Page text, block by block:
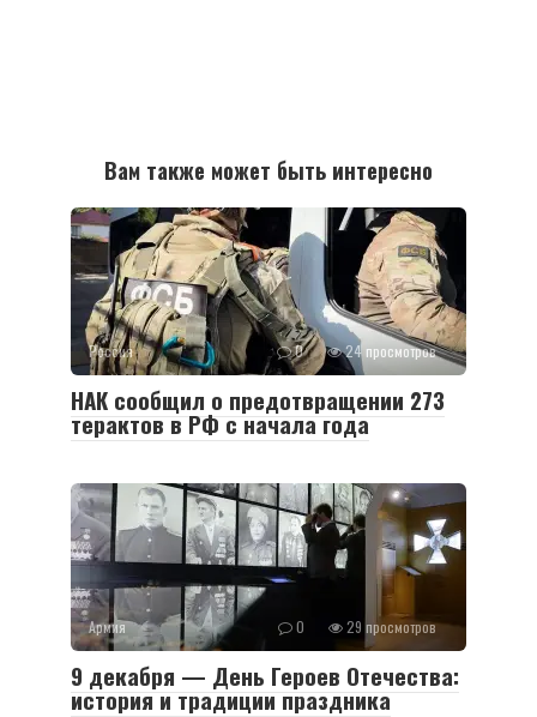
Вам также может быть интересно
Россия 0 24 просмотров
НАК сообщил о предотвращении 273
терактов в РФ с начала года
Армия 0 29 просмотров
9 декабря — День Героев Отечества:
история и традиции праздника